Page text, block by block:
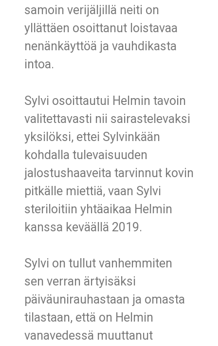
samoin verijäljillä neiti on
yllättäen osoittanut loistavaa
nenänkäyttöä ja vauhdikasta
intoa.
Sylvi osoittautui Helmin tavoin
valitettavasti nii sairastelevaksi
yksilöksi, ettei Sylvinkään
kohdalla tulevaisuuden
jalostushaaveita tarvinnut kovin
pitkälle miettiä, vaan Sylvi
steriloitiin yhtäaikaa Helmin
kanssa keväällä 2019.
Sylvi on tullut vanhemmiten
sen verran ärtyisäksi
päiväunirauhastaan ja omasta
tilastaan, että on Helmin
vanavedessä muuttanut